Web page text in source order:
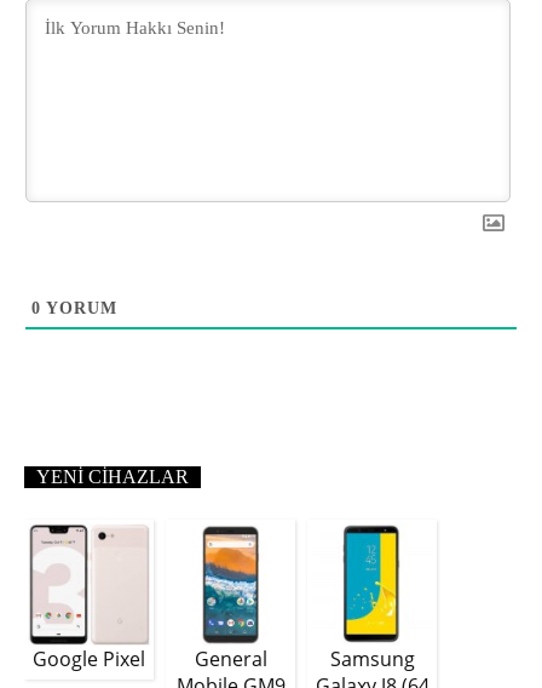
0 YORUM
YENI CIHAZLAR
Google Pixel
General
Samsung